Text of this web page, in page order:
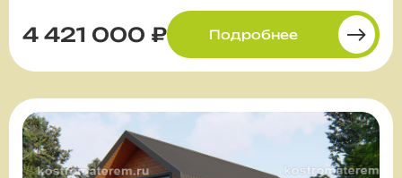
4 421 000 ₽ Подробнее